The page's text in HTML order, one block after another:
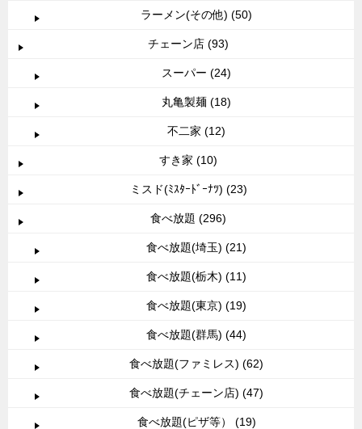
ラーメン(その他) (50)
チェーン店 (93)
スーパー (24)
丸亀製麺 (18)
不二家 (12)
すき家 (10)
ミスド(ﾐｽﾀｰﾄﾞｰﾅﾂ) (23)
食べ放題 (296)
食べ放題(埼玉) (21)
食べ放題(栃木) (11)
食べ放題(東京) (19)
食べ放題(群馬) (44)
食べ放題(ファミレス) (62)
食べ放題(チェーン店) (47)
食べ放題(ピザ等） (19)